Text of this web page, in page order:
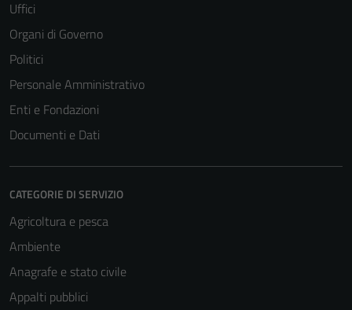
Uffici
Organi di Governo
Politici
Personale Amministrativo
Enti e Fondazioni
Documenti e Dati
CATEGORIE DI SERVIZIO
Agricoltura e pesca
Ambiente
Anagrafe e stato civile
Appalti pubblici